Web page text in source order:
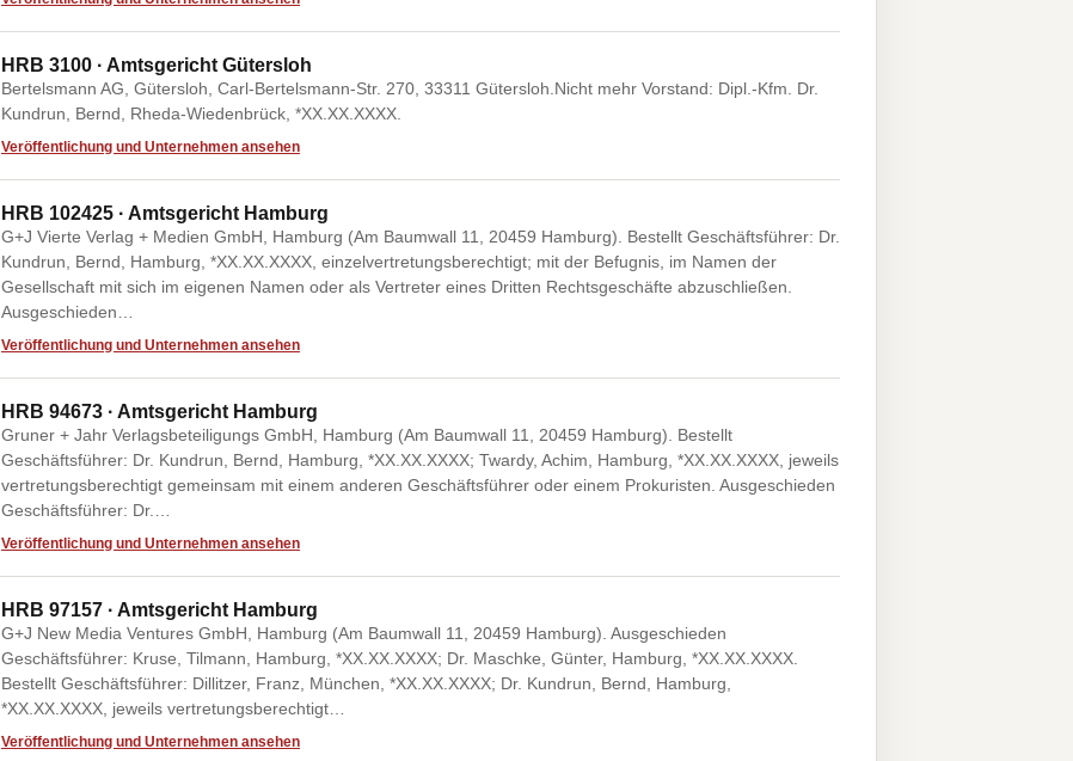
HRB 3100 · Amtsgericht Gütersloh
Bertelsmann AG, Gütersloh, Carl-Bertelsmann-Str. 270, 33311 Gütersloh.Nicht mehr Vorstand: Dipl.-Kfm. Dr.
Kundrun, Bernd, Rheda-Wiedenbrück, *XX.XX.XXXX.
Veröffentlichung und Unternehmen ansehen
HRB 102425 · Amtsgericht Hamburg
G+J Vierte Verlag + Medien GmbH, Hamburg (Am Baumwall 11, 20459 Hamburg). Bestellt Geschäftsführer: Dr.
Kundrun, Bernd, Hamburg, *XX.XX.XXXX, einzelvertretungsberechtigt; mit der Befugnis, im Namen der
Gesellschaft mit sich im eigenen Namen oder als Vertreter eines Dritten Rechtsgeschäfte abzuschließen.
Ausgeschieden…
Veröffentlichung und Unternehmen ansehen
HRB 94673 · Amtsgericht Hamburg
Gruner + Jahr Verlagsbeteiligungs GmbH, Hamburg (Am Baumwall 11, 20459 Hamburg). Bestellt
Geschäftsführer: Dr. Kundrun, Bernd, Hamburg, *XX.XX.XXXX; Twardy, Achim, Hamburg, *XX.XX.XXXX, jeweils
vertretungsberechtigt gemeinsam mit einem anderen Geschäftsführer oder einem Prokuristen. Ausgeschieden
Geschäftsführer: Dr.…
Veröffentlichung und Unternehmen ansehen
HRB 97157 · Amtsgericht Hamburg
G+J New Media Ventures GmbH, Hamburg (Am Baumwall 11, 20459 Hamburg). Ausgeschieden
Geschäftsführer: Kruse, Tilmann, Hamburg, *XX.XX.XXXX; Dr. Maschke, Günter, Hamburg, *XX.XX.XXXX.
Bestellt Geschäftsführer: Dillitzer, Franz, München, *XX.XX.XXXX; Dr. Kundrun, Bernd, Hamburg,
*XX.XX.XXXX, jeweils vertretungsberechtigt…
Veröffentlichung und Unternehmen ansehen